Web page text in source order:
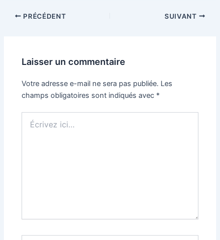
NavigationPRÉCÉDENT SUIVANT
Laisser un commentaire
Votre adresse e-mail ne sera pas publiée. Les
champs obligatoires sont indiqués avec *
ici…